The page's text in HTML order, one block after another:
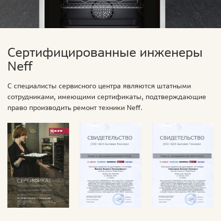
Сертифицированные инженеры
Neff
С специалисты сервисного центра являются штатными
сотрудниками, имеющими сертификаты, подтверждающие
право производить ремонт техники Neff.